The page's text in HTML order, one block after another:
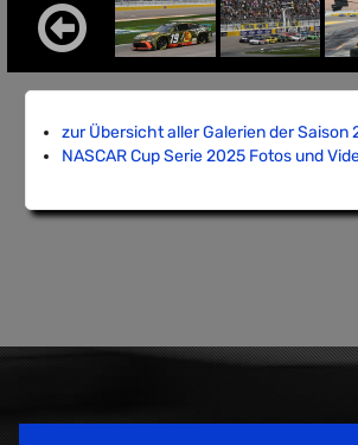
zur Übersicht aller Galerien der Saison
NASCAR Cup Serie 2025 Fotos und